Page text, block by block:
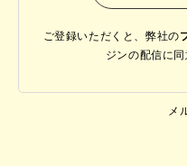
ご登録いただくと、弊社の
ジンの配信に
メ